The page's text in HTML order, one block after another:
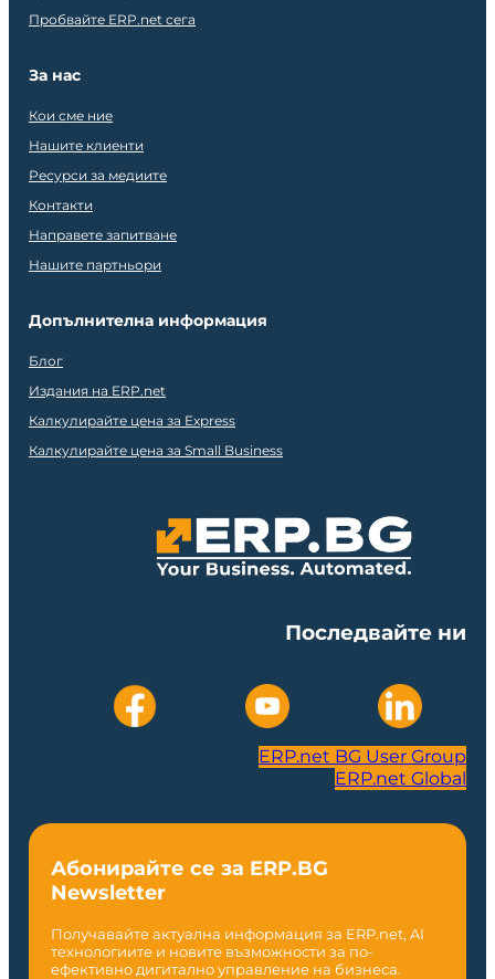
Пробвайте ERP.net сега
За нас
Кои сме ние
Нашите клиенти
Ресурси за медиите
Контакти
Направете запитване
Нашите партньори
Допълнителна информация
Блог
Издания на ERP.net
Калкулирайте цена за Express
Калкулирайте цена за Small Business
Последвайте ни
ERP.net BG User Group
ERP.net Global
Абонирайте се за ERP.BG
Newsletter
Получавайте актуална информация за ERP.net, AI
технологиите и новите възможности за по-
ефективно дигитално управление на бизнеса.